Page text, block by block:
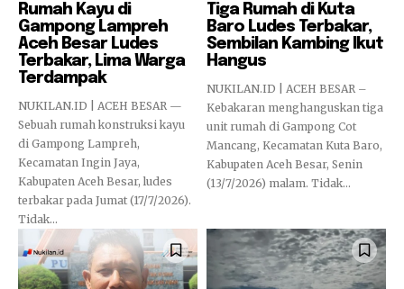
Rumah Kayu di
Gampong Lampreh
Aceh Besar Ludes
Terbakar, Lima Warga
Terdampak
NUKILAN.ID | ACEH BESAR —
Sebuah rumah konstruksi kayu
di Gampong Lampreh,
Kecamatan Ingin Jaya,
Kabupaten Aceh Besar, ludes
terbakar pada Jumat (17/7/2026).
Tidak...
Tiga Rumah di Kuta
Baro Ludes Terbakar,
Sembilan Kambing Ikut
Hangus
NUKILAN.ID | ACEH BESAR –
Kebakaran menghanguskan tiga
unit rumah di Gampong Cot
Mancang, Kecamatan Kuta Baro,
Kabupaten Aceh Besar, Senin
(13/7/2026) malam. Tidak...